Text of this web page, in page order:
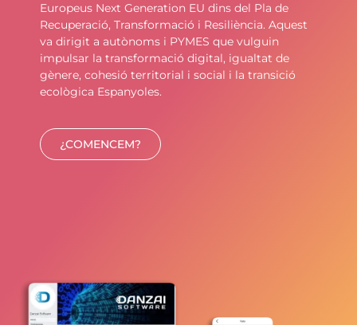
Europeus Next Generation EU dins del Pla de
Recuperació, Transformació i Resiliència. Aquest
va dirigit a autònoms i PYMES que vulguin
impulsar la transformació digital, igualtat de
gènere, cohesió territorial i social i la transició
ecològica Espanyoles.
¿COMENCEM?